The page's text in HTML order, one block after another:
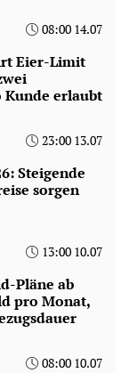
08:00 14.07
Eier-Limit
Kunde erlaubt
23:00 13.07
Steigende
sorgen
13:00 10.07
Pläne ab
pro Monat,
08:00 10.07